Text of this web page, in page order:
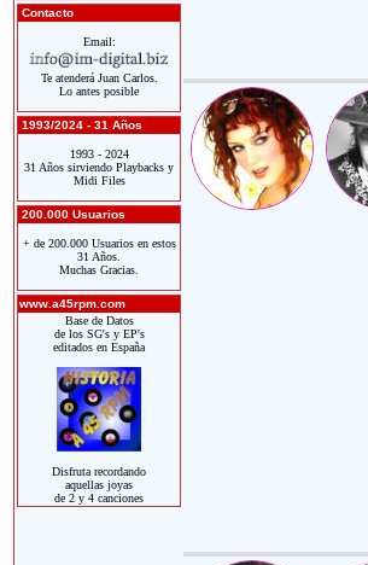
Contacto
Email:
Te atenderá Juan Carlos.
Lo antes posible
1993/2024 - 31 Años
1993 - 2024
31 Años sirviendo Playbacks y
Midi Files
200.000 Usuarios
+ de 200.000 Usuarios en estos
31 Años.
Muchas Gracias.
www.a45rpm.com
Base de Datos
de los SG's y EP's
editados en España
Disfruta recordando
aquellas joyas
de 2 y 4 canciones